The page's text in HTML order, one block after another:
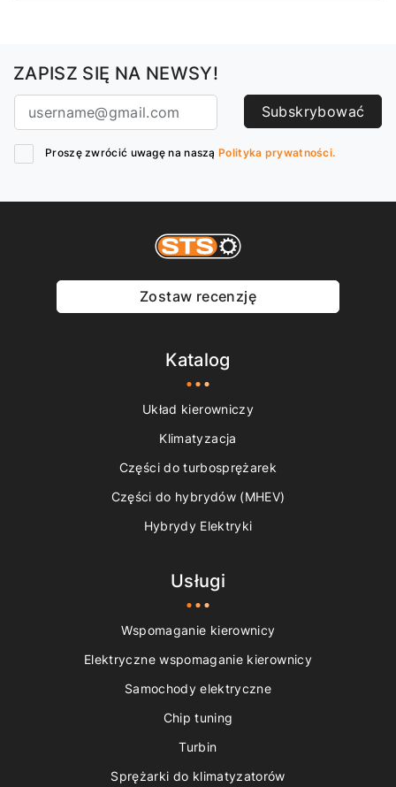
ZAPISZ SIĘ NA NEWSY!
Subskrybować
Proszę zwrócić uwagę na naszą Polityka prywatności.
Zostaw recenzję
Katalog
Układ kierowniczy
Klimatyzacja
Części do turbosprężarek
Części do hybrydów (MHEV)
Hybrydy Elektryki
Usługi
Wspomaganie kierownicy
Elektryczne wspomaganie kierownicy
Samochody elektryczne
Chip tuning
Turbin
Sprężarki do klimatyzatorów